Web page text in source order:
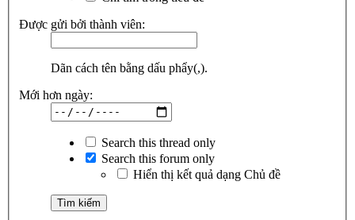
Được gửi bởi thành viên:
Dãn cách tên bằng dấu phẩy(,).
Mới hơn ngày:
Search this thread only
Search this forum only
Hiển thị kết quả dạng Chủ đề